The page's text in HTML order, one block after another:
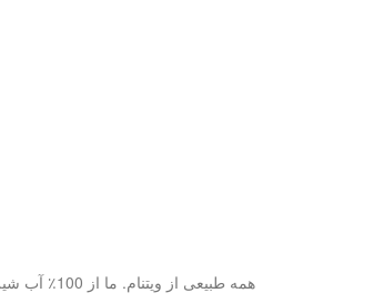
همه طبیعی از ویتنام. ما از 100٪ آب شیرین پردازش آب میوه آب پس از آن برای سلامت شما خوب و طبیعی تر از.